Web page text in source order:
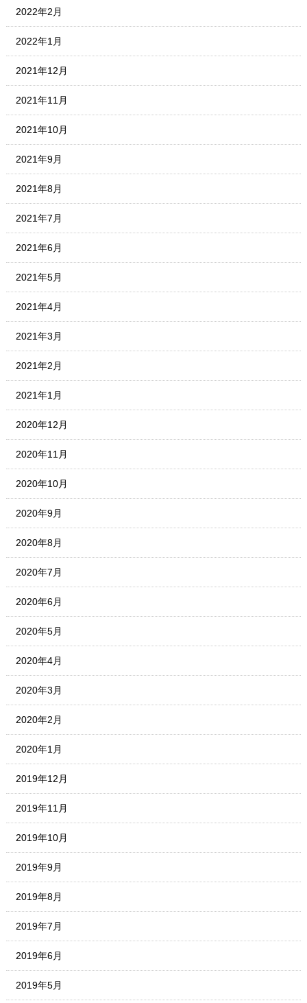
2022年2月
2022年1月
2021年12月
2021年11月
2021年10月
2021年9月
2021年8月
2021年7月
2021年6月
2021年5月
2021年4月
2021年3月
2021年2月
2021年1月
2020年12月
2020年11月
2020年10月
2020年9月
2020年8月
2020年7月
2020年6月
2020年5月
2020年4月
2020年3月
2020年2月
2020年1月
2019年12月
2019年11月
2019年10月
2019年9月
2019年8月
2019年7月
2019年6月
2019年5月